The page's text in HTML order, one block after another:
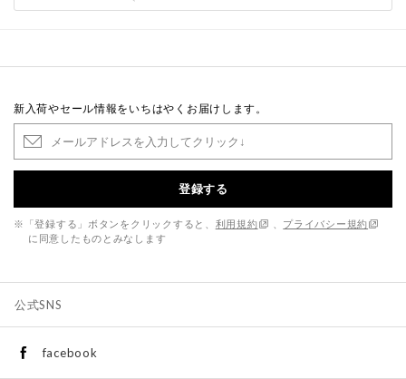
新入荷やセール情報をいちはやくお届けします。
登録する
※「登録する」ボタンをクリックすると、 利用規約
プライバシー規約
に同意したものとみなします
公式SNS
facebook